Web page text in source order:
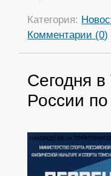
Категория:
Комментарии (0)
Сегодня в
России